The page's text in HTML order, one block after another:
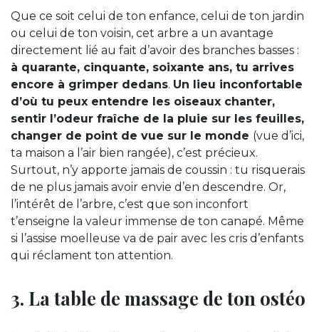
Que ce soit celui de ton enfance, celui de ton jardin
ou celui de ton voisin, cet arbre a un avantage
directement lié au fait d’avoir des branches basses :
à quarante, cinquante, soixante ans, tu arrives
encore à grimper dedans. Un lieu inconfortable
d’où tu peux entendre les oiseaux chanter,
sentir l’odeur fraîche de la pluie sur les feuilles,
changer de point de vue sur le monde (vue d’ici,
ta maison a l’air bien rangée), c’est précieux.
Surtout, n’y apporte jamais de coussin : tu risquerais
de ne plus jamais avoir envie d’en descendre. Or,
l’intérêt de l’arbre, c’est que son inconfort
t’enseigne la valeur immense de ton canapé. Même
si l’assise moelleuse va de pair avec les cris d’enfants
qui réclament ton attention.
3. La table de massage de ton ostéo